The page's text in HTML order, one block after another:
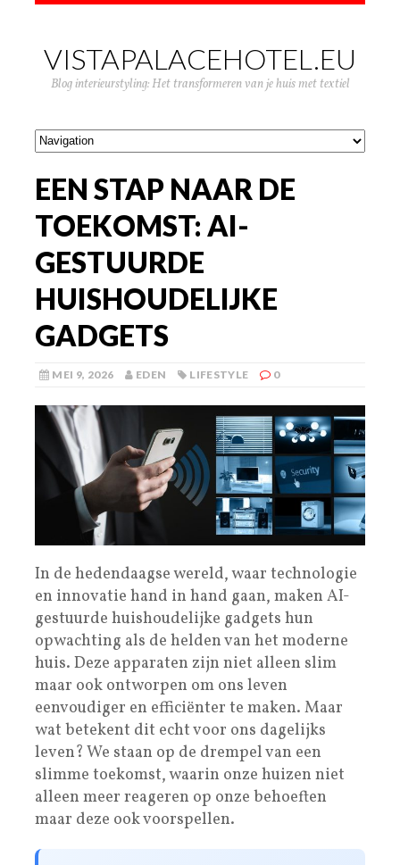
VISTAPALACEHOTEL.EU
Blog interieurstyling: Het transformeren van je huis met textiel
EEN STAP NAAR DE
TOEKOMST: AI-
GESTUURDE
HUISHOUDELIJKE
GADGETS
MEI 9, 2026 EDEN LIFESTYLE 0
In de hedendaagse wereld, waar technologie
en innovatie hand in hand gaan, maken AI-
gestuurde huishoudelijke gadgets hun
opwachting als de helden van het moderne
huis. Deze apparaten zijn niet alleen slim
maar ook ontworpen om ons leven
eenvoudiger en efficiënter te maken. Maar
wat betekent dit echt voor ons dagelijks
leven? We staan op de drempel van een
slimme toekomst, waarin onze huizen niet
alleen meer reageren op onze behoeften
maar deze ook voorspellen.